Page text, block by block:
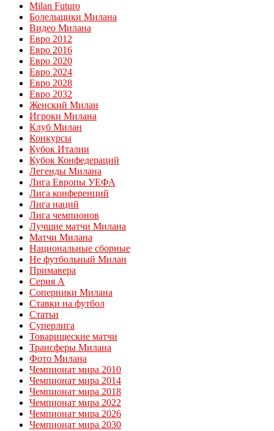
Milan Futuro
Болельщики Милана
Видео Милана
Евро 2012
Евро 2016
Евро 2020
Евро 2024
Евро 2028
Евро 2032
Женский Милан
Игроки Милана
Клуб Милан
Конкурсы
Кубок Италии
Кубок Конфедераций
Легенды Милана
Лига Европы УЕФА
Лига конференций
Лига наций
Лига чемпионов
Лучшие матчи Милана
Матчи Милана
Национальные сборные
Не футбольный Милан
Примавера
Серия А
Соперники Милана
Ставки на футбол
Статьи
Суперлига
Товарищеские матчи
Трансферы Милана
Фото Милана
Чемпионат мира 2010
Чемпионат мира 2014
Чемпионат мира 2018
Чемпионат мира 2022
Чемпионат мира 2026
Чемпионат мира 2030